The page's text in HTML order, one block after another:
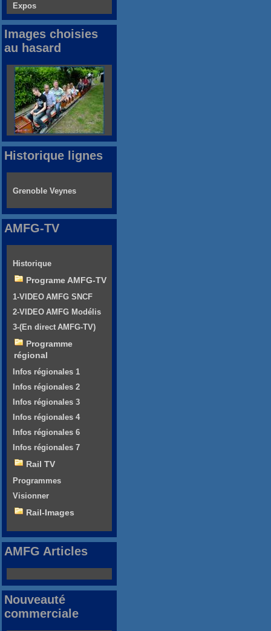
Expos
Images choisies
au hasard
Historique lignes
Grenoble Veynes
AMFG-TV
Historique
Programe AMFG-TV
1-VIDEO AMFG SNCF
2-VIDEO AMFG Modélis
3-(En direct AMFG-TV)
Programme
régional
Infos régionales 1
Infos régionales 2
Infos régionales 3
Infos régionales 4
Infos régionales 6
Infos régionales 7
Rail TV
Programmes
Visionner
Rail-Images
AMFG Articles
Nouveauté
commerciale